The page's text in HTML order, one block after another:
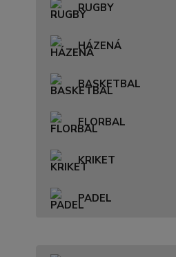
RUGBY
HÁZENÁ
BASKETBAL
FLORBAL
KRIKET
PADEL